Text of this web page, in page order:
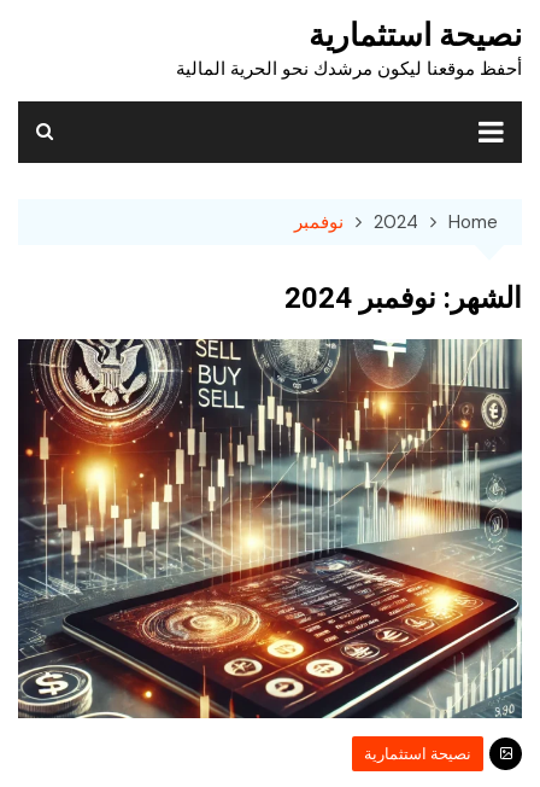
content
نصيحة استثمارية
أحفظ موقعنا ليكون مرشدك نحو الحرية المالية
Home
2024 نوفمبر
الشهر: نوفمبر 2024
نصيحة استثمارية